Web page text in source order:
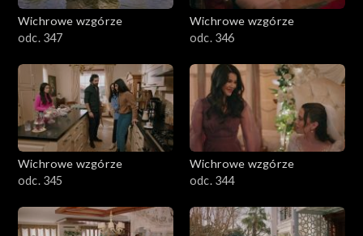
Wichrowe wzgórze
odc. 347
Wichrowe wzgórze
odc. 346
Wichrowe wzgórze
odc. 345
Wichrowe wzgórze
odc. 344